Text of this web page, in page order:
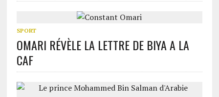
SPORT
OMARI RÉVÈLE LA LETTRE DE BIYA A LA
CAF